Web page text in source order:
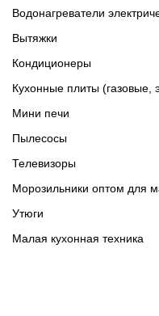
Водонагреватели
Вытяжки
Кондиционеры
Кухонные плиты (газовые,
Мини печи
Пылесосы
Телевизоры
Морозильники оптом для
Утюги
Малая кухонная техника